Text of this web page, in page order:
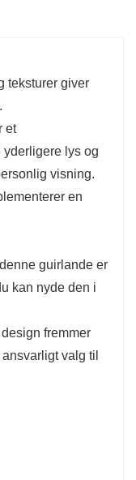
teksturer giver
et
lys og
visning.
en
guirlande er
kan nyde den i
fremmer
valg til